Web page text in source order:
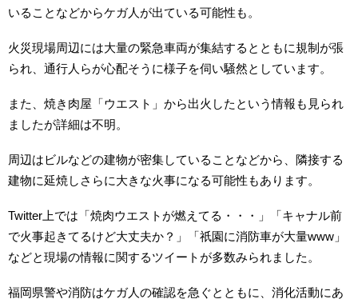
いることなどからケガ人が出ている可能性も。
火災現場周辺には大量の緊急車両が集結するとともに規制が張
られ、通行人らが心配そうに様子を伺い騒然としています。
また、焼き肉屋「ウエスト」から出火したという情報も見られ
ましたが詳細は不明。
周辺はビルなどの建物が密集していることなどから、隣接する
建物に延焼しさらに大きな火事になる可能性もあります。
Twitter上では「焼肉ウエストが燃えてる・・・」「キャナル前
で火事起きてるけど大丈夫か？」「祇園に消防車が大量www」
などと現場の情報に関するツイートが多数みられました。
福岡県警や消防はケガ人の確認を急ぐとともに、消化活動にあ